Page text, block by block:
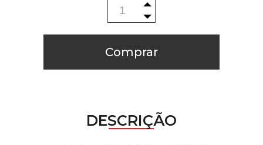
Comprar
DESCRIÇÃO